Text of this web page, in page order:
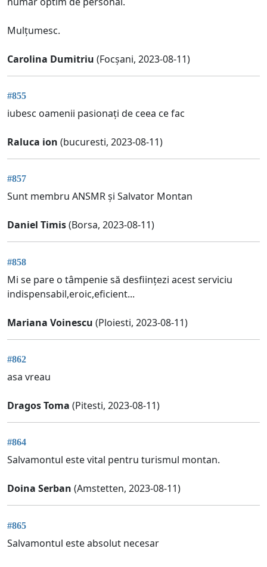
Mulțumesc.
Carolina Dumitriu (Focșani, 2023-08-11)
#855
iubesc oamenii pasionați de ceea ce fac
Raluca ion (bucuresti, 2023-08-11)
#857
Sunt membru ANSMR și Salvator Montan
Daniel Timis(Borsa, 2023-08-11)
#858
Mi se pare o tâmpenie să desființezi acest serviciu
indispensabil,eroic,eficient...
Mariana Voinescu (Ploiesti, 2023-08-11)
#862
asa vreau
Dragos Toma (Pitesti, 2023-08-11)
#864
Salvamontul este vital pentru turismul montan.
Doina Serban (Amstetten, 2023-08-11)
#865
Salvamontul este absolut necesar